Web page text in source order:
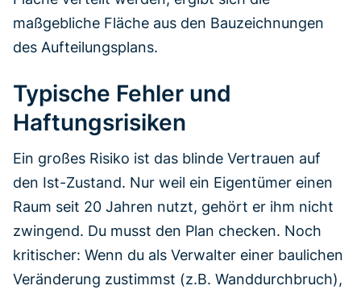
maßgebliche Fläche aus den Bauzeichnungen
des Aufteilungsplans.
Typische Fehler und
Haftungsrisiken
Ein großes Risiko ist das blinde Vertrauen auf
den Ist-Zustand. Nur weil ein Eigentümer einen
Raum seit 20 Jahren nutzt, gehört er ihm nicht
zwingend. Du musst den Plan checken. Noch
kritischer: Wenn du als Verwalter einer baulichen
Veränderung zustimmst (z.B. Wanddurchbruch),